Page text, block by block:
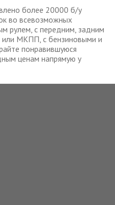
более 20000 б/у
во всевозможных
рулем, с передним, задним
МКПП, с бензиновыми и
понравившуюся
ценам напрямую у